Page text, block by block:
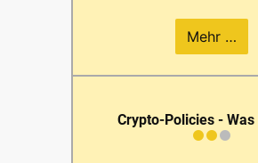
Mehr …
Crypto-Policies - Was